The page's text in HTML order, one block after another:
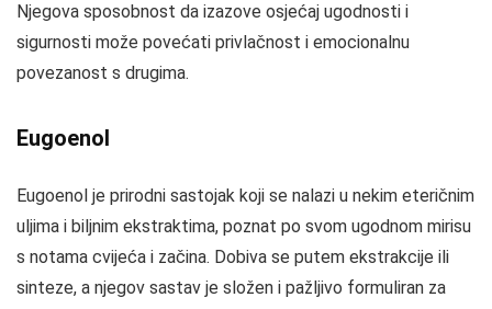
Njegova sposobnost da izazove osjećaj ugodnosti i
sigurnosti može povećati privlačnost i emocionalnu
povezanost s drugima.
Eugoenol
Eugoenol je prirodni sastojak koji se nalazi u nekim eteričnim
uljima i biljnim ekstraktima, poznat po svom ugodnom mirisu
s notama cvijeća i začina. Dobiva se putem ekstrakcije ili
sinteze, a njegov sastav je složen i pažljivo formuliran za